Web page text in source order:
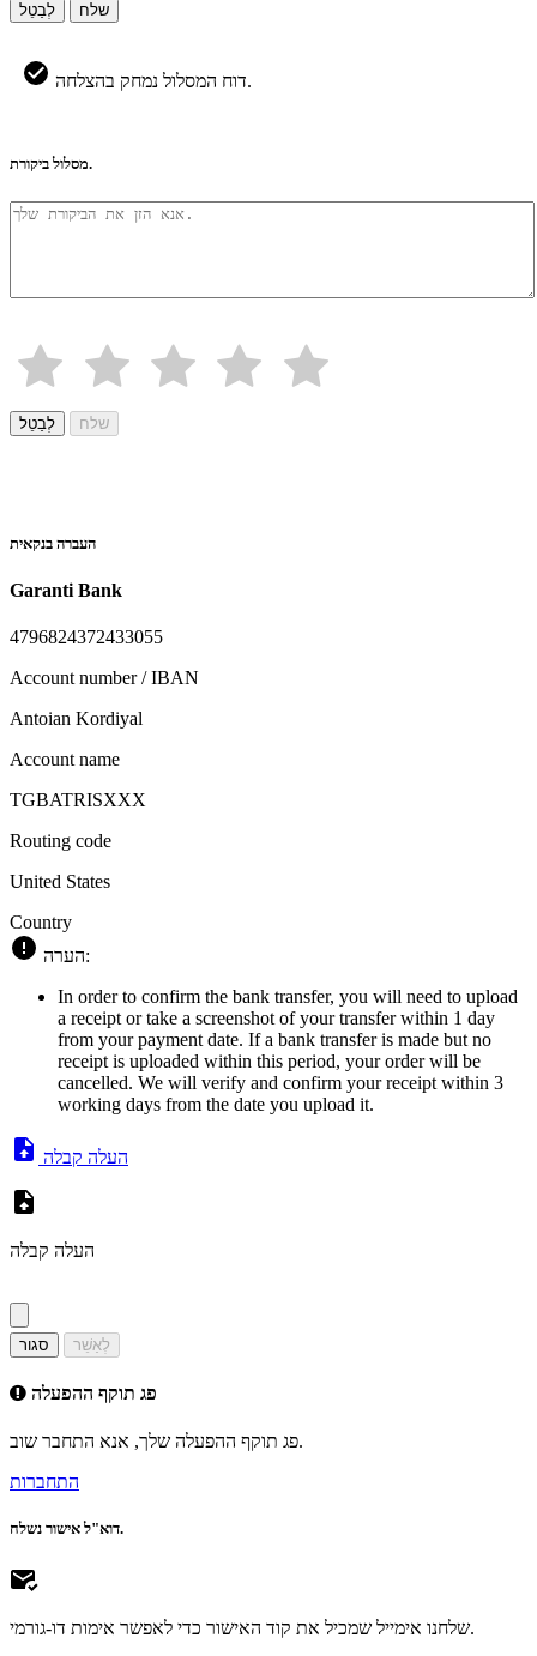
לְבַטֵל
שלח
דוח המסלול נמחק בהצלחה.
מסלול ביקורת.
לְבַטֵל שלח
העברה בנקאית
Garanti Bank
4796824372433055
Account number / IBAN
Antoian Kordiyal
Account name
TGBATRISXXX
Routing code
United States
Country
הערה:
In order to confirm the bank transfer, you will need to upload
a receipt or take a screenshot of your transfer within 1 day
from your payment date. If a bank transfer is made but no
receipt is uploaded within this period, your order will be
cancelled. We will verify and confirm your receipt within 3
working days from the date you upload it.
העלה קבלה
העלה קבלה
סגור לְאַשֵׁר
פג תוקף ההפעלה
פג תוקף ההפעלה שלך, אנא התחבר שוב.
התחברות
דוא"ל אישור נשלח.
שלחנו אימייל שמכיל את קוד האישור כדי לאפשר אימות דו-גורמי.